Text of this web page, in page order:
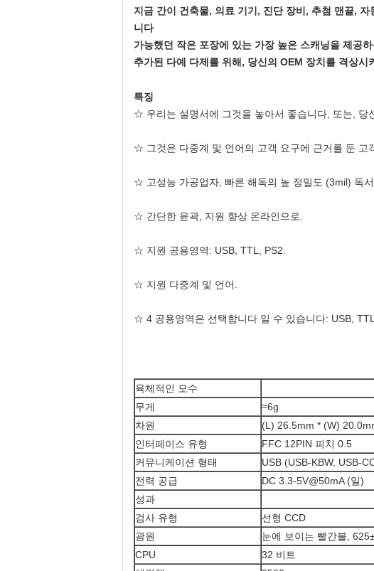
지금 간이 건축물, 의료 기기, 진단 장비, 추첨 맨끝,
니다
가능했던 작은 포장에 있는 가장 높은 스캐닝을 제공
추가된 다예 다제를 위해, 당신의 OEM 장치를 격상
특징
☆ 우리는 설명서에 그것을 놓아서 좋습니다, 또는, 당
☆ 그것은 다중계 및 언어의 고객 요구에 근거를 둔 고
☆ 고성능 가공업자, 빠른 해독의 높 정밀도 (3mil) 독서
☆ 간단한 윤곽, 지원 향상 온라인으로.
☆ 지원 공용영역: USB, TTL, PS2.
☆ 지원 다중계 및 언어.
☆ 4 공용영역은 선택합니다 일 수 있습니다: USB,
육체적인 모수
무게
≈6g
차원
(L) 26.5mm * (W)
인터페이스 유형
FFC 12PIN 피치 0.5
커뮤니케이션 형태
USB (USB-KBW, USB-
전력 공급
DC 3.3-5V@50mA (일)
성과
검사 유형
선형 CCD
광원
눈에 보이는 빨간불,
CPU
32 비트